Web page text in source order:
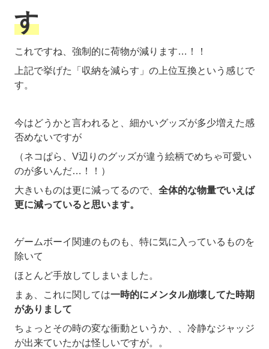
す
これですね、強制的に荷物が減ります…！！
上記で挙げた「収納を減らす」の上位互換という感じで
す。
今はどうかと言われると、細かいグッズが多少増えた感
否めないですが
（ネコぱら、V辺りのグッズが違う絵柄でめちゃ可愛い
のが多いんだ…！！）
大きいものは更に減ってるので、 全体的な物量でいえば
更に減っていると思います。
ゲームボーイ関連のものも、特に気に入っているものを
除いて
ほとんど手放してしまいました。
まぁ、これに関しては一時的にメンタル崩壊してた時期
がありまして
ちょっとその時の変な衝動というか、、冷静なジャッジ
が出来ていたかは怪しいですが。。